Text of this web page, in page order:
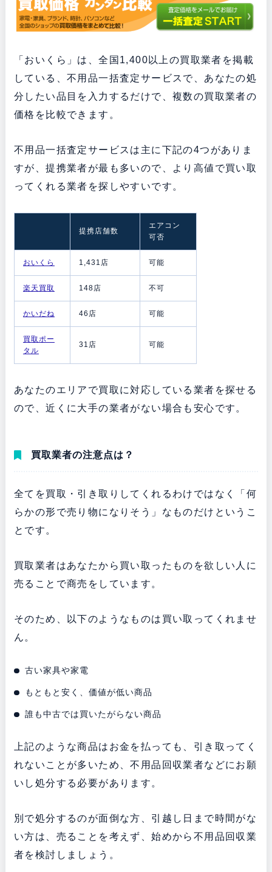
「おいくら」は、全国1,400以上の買取業者を掲載
している、不用品一括査定サービスで、あなたの処
分したい品目を入力するだけで、複数の買取業者の
価格を比較できます。
不用品一括査定サービスは主に下記の4つがありま
すが、提携業者が最も多いので、より高値で買い取
ってくれる業者を探しやすいです。
提携店舗数
エアコン
可否
おいくら 1,431店 可能
楽天買取 148店 不可
かいだね 46店 可能
買取ポー
タル
31店 可能
あなたのエリアで買取に対応している業者を探せる
ので、近くに大手の業者がない場合も安心です。
買取業者の注意点は？
全てを買取・引き取りしてくれるわけではなく「何
らかの形で売り物になりそう」なものだけというこ
とです。
買取業者はあなたから買い取ったものを欲しい人に
売ることで商売をしています。
そのため、以下のようなものは買い取ってくれませ
ん。
古い家具や家電
もともと安く、価値が低い商品
誰も中古では買いたがらない商品
上記のような商品はお金を払っても、引き取ってく
れないことが多いため、不用品回収業者などにお願
いし処分する必要があります。
別で処分するのが面倒な方、引越し日まで時間がな
い方は、売ることを考えず、始めから不用品回収業
者を検討しましょう。